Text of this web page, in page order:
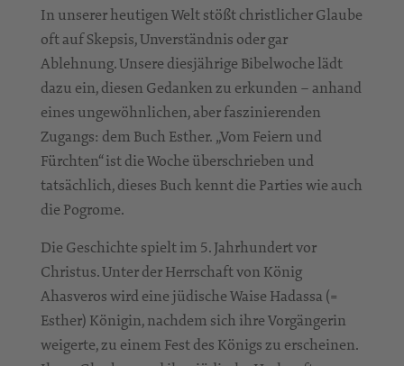
In unserer heutigen Welt stößt christlicher Glaube
oft auf Skepsis, Unverständnis oder gar
Ablehnung. Unsere diesjährige Bibelwoche lädt
dazu ein, diesen Gedanken zu erkunden – anhand
eines ungewöhnlichen, aber faszinierenden
Zugangs: dem Buch Esther. „Vom Feiern und
Fürchten“ ist die Woche überschrieben und
tatsächlich, dieses Buch kennt die Parties wie auch
die Pogrome.
Die Geschichte spielt im 5. Jahrhundert vor
Christus. Unter der Herrschaft von König
Ahasveros wird eine jüdische Waise Hadassa (=
Esther) Königin, nachdem sich ihre Vorgängerin
weigerte, zu einem Fest des Königs zu erscheinen.